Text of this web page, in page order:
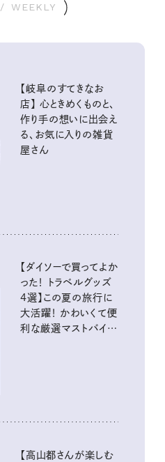
/ WEEKLY
【岐阜のすてきなお
店】 心ときめくものと、
作り手の想いに出会え
る、お気に入りの雑貨
屋さん
【ダイソーで買ってよか
った！ トラベルグッズ
4選】この夏の旅行に
大活躍！ かわいくて便
利な厳選マストバイア
【高山都さんが楽しむ